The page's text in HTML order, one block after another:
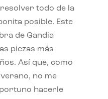
todo de la
posible. Este
de Gandia
piezas más
Así que, como
no me
hacerle